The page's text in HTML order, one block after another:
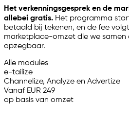
Het verkenningsgesprek en de
allebei gratis. Het programma
betaald bij tekenen, en de fee
marketplace-omzet die we samen
opzegbaar.
Alle modules
e-tailize
Channelize, Analyze en Advertize
Vanaf EUR 249
op basis van omzet